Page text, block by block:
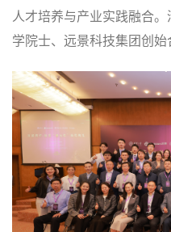
人才培养与产业实践融合
学院士、远景科技集团创始